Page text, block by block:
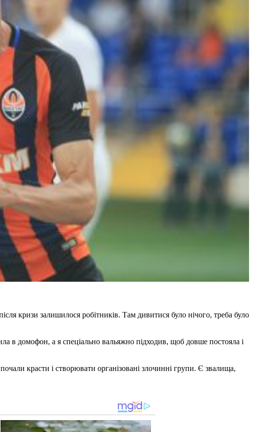
кризи залишилося робітників. Там дивитися було нічого, треба було
в домофон, а я спеціально вальяжно підходив, щоб довше постояла і
красти і створювати організовані злочинні групи. Є звалища,